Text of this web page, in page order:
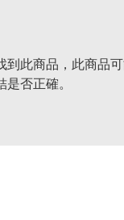
到此商品，此商品可
否正確。